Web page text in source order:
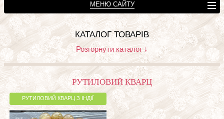
МЕНЮ САЙТУ
КАТАЛОГ ТОВАРІВ
Розгорнути каталог ↓
РУТИЛОВИЙ КВАРЦ
РУТИЛОВИЙ КВАРЦ З ІНДІЇ